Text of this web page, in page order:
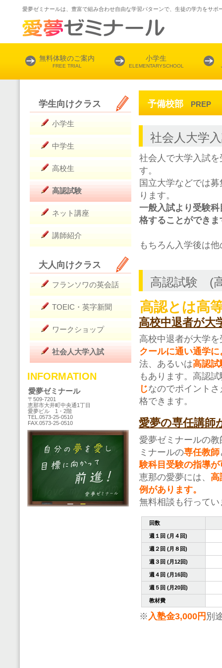
愛夢ゼミナールは、豊富で組み合わせ自由な学習パターンで、生徒の学力をサポ
予備校部 PREP
社会人大学
社会人で大学入試
す。
国立大学などでは
ります。
一般入試より受験
格することができま
もちろん入学後は
高認試験 (
高認とは高
高校中退者が大
高校中退者が大学
クールに通い通学
法、あるいは高認試
もあります。高認試
じなのでポイント
格できます。
愛夢の専任講師
愛夢ゼミナールの
ミナールの専任教師
験科目受験の指導が
恵那の愛夢には、高
例があります。
無料相談も行って
回数
週１回 (月４回)
週２回 (月８回)
週３回 (月12回)
週４回 (月16回)
週５回 (月20回)
教材費
※ 入塾金3,000円 別
無料体験のご案内
FREE TRIAL
小学生
ELEMENTARYSCHOOL
学生向けクラス
小学生
中学生
高校生
高認試験
ネット講座
講師紹介
大人向けクラス
フランソワの英会話
TOEIC・英字新聞
ワークショップ
社会人大学入試
INFORMATION
愛夢ゼミナール
〒509-7201
恵那市大井町中央通1丁目
愛夢ビル 1・2階
TEL.0573-25-0510
FAX.0573-25-0510